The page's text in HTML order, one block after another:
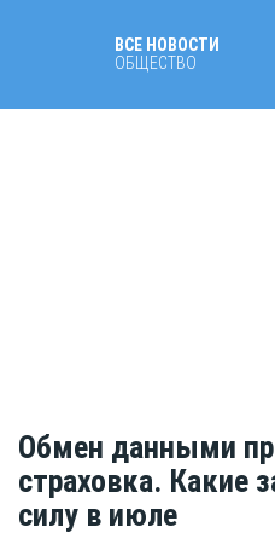
ВСЕ НОВОСТИ
ОБЩЕСТВО
Обмен данными
страховка. Какие
силу в июле